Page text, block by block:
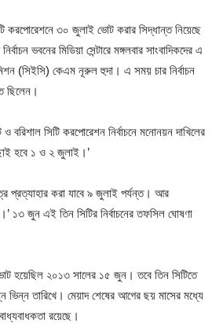
করপোরেশনে ৩০ জুলাই ভোট করার সিদ্ধান্ত নিয়েছে
ভবনের মিডিয়া সেন্টারে মঙ্গলবার সাংবাদিকদের এ
(সিইসি) কেএম নূরুল হুদা। এ সময় চার নির্বাচন
ছিলেন।
বরিশাল সিটি করপোরেশন নির্বাচনে মনোনয়ন দাখিলের
হবে ১ ও ২ জুলাই।’
প্রত্যাহার করা যাবে ৯ জুলাই পর্যন্ত। আর
১৩ জুন এই তিন সিটির নির্বাচনের তফসিল ঘোষণা
হয়েছিল ২০১৩ সালের ১৫ জুন। তবে তিন সিটিতে
ভিন্ন তারিখে। মেয়াদ শেষের আগের ছয় মাসের মধ্যে
রয়েছে।